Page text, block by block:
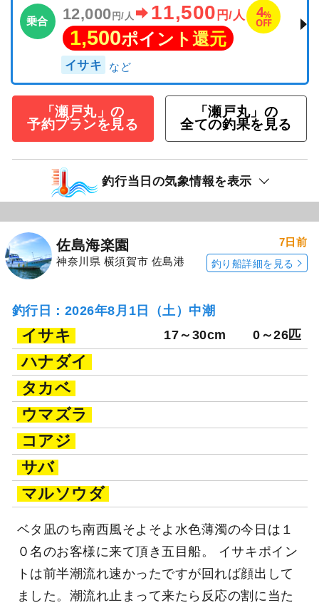
乗合 12,000 円/人 11,500 円/人 4%
OFF
1,500ポイント還元
イサキ
「瀬戸丸」の
予約プランを見る
「瀬戸丸」の
全ての釣果を見る
釣行当日の気象情報を表示
佐島海楽園
神奈川県 横須賀市 佐島港
7日前
釣り船詳細を見る
釣行日：2026年8月1日（土）中潮
イサキ 17～30cm 0～26匹
ハナダイ
タカベ
ウマズラ
コアジ
サバ
マルソウダ
ベタ凪のち南西風そよそよ水色薄濁の今日は１
０名のお客様に来て頂き五目船。 イサキポイン
トは前半潮流れ速かったですが回れば顔出して
ました。潮流れ止まって来たら反応の割に当た